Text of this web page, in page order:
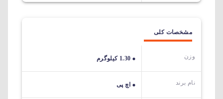
مشخصات کلی
وزن 1.30 کیلوگرم
نام برند اچ پی